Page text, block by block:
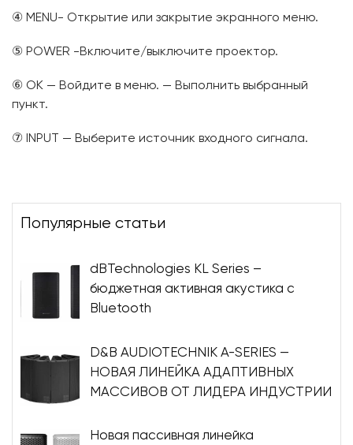
④ MENU- Открытие или закрытие экранного меню.
⑤ POWER -Включите/выключите проектор.
⑥ OK — Войдите в меню. — Выполнить выбранный
пункт.
⑦ INPUT — Выберите источник входного сигнала.
Популярные статьи
dBTechnologies KL Series –
бюджетная активная акустика с
Bluetooth
D&B AUDIOTECHNIK A-SERIES —
НОВАЯ ЛИНЕЙКА АДАПТИВНЫХ
МАССИВОВ ОТ ЛИДЕРА ИНДУСТРИИ
Новая пассивная линейка